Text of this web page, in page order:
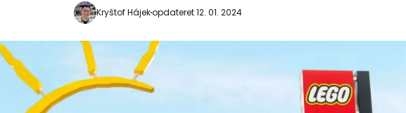
Kryštof Hájekopdateret 12. 01. 2024